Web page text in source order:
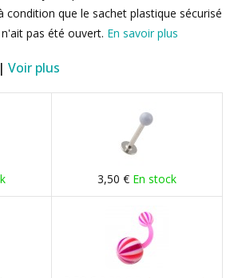
que le sachet plastique sécurisé
pas été ouvert. En savoir plus
Voir plus
3,50 € En stock